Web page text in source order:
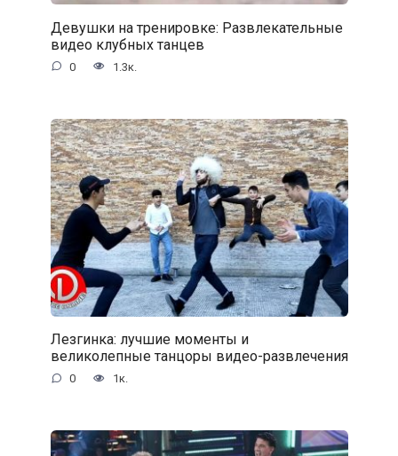
Девушки на тренировке: Развлекательные
видео клубных танцев
0 1.3к.
Лезгинка: лучшие моменты и
великолепные танцоры видео-развлечения
0 1к.